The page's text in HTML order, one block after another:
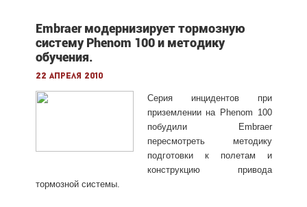
Embraer модернизирует тормозную
систему Phenom 100 и методику
обучения.
22 апреля 2010
Серия инцидентов при
приземлении на Phenom 100
побудили Embraer
пересмотреть методику
подготовки к полетам и
конструкцию привода
тормозной системы.